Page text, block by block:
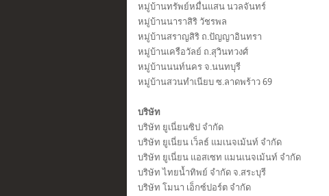
หมู่บ้านทรัพย์หมื่นแสน นวลจันทร์
หมู่บ้านนาราสิริ วัชรพล
หมู่บ้านสราญสิริ ถ.ปัญญาอินทรา
หมู่บ้านเครือวัลย์ ถ.สุวินทวงศ์
หมู่บ้านนนท์นคร จ.นนทบุรี
หมู่บ้านสวนทำเนียบ ซ.ลาดพร้าว 69
บริษัท
บริษัท ยูเนี่ยนซิป จำกัด
บริษัท ยูเนี่ยน เว็ลธ์ แมเนจเม้นท์ จำกัด
บริษัท ยูเนี่ยน แอสเซท แมนเนจเม้นท์ จำกัด
บริษัท ไทยน้ำทิพย์ จำกัด จ.สระบุรี
บริษัท โมนา เอ็กซ์ปอร์ต จำกัด